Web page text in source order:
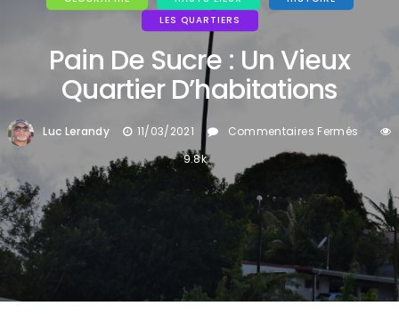
LES QUARTIERS
Pain De Sucre : Un Vieux
Quartier D’habitations
Luc Lerandy 11/03/2021 Commentaires Fermés
Sur
Sucre
:
Un
Vieux
9.8k